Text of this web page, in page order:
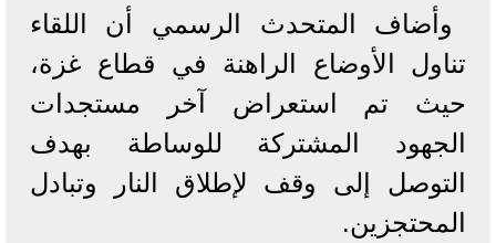
وأضاف المتحدث الرسمي أن اللقاء
تناول الأوضاع الراهنة في قطاع غزة،
حيث تم استعراض آخر مستجدات
الجهود المشتركة للوساطة بهدف
التوصل إلى وقف لإطلاق النار وتبادل
المحتجزين.